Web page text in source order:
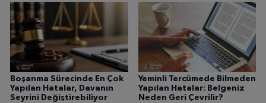
Boşanma Sürecinde En Çok
Yapılan Hatalar, Davanın
Seyrini Değiştirebiliyor
Yeminli Tercümede Bilmeden
Yapılan Hatalar: Belgeniz
Neden Geri Çevrilir?